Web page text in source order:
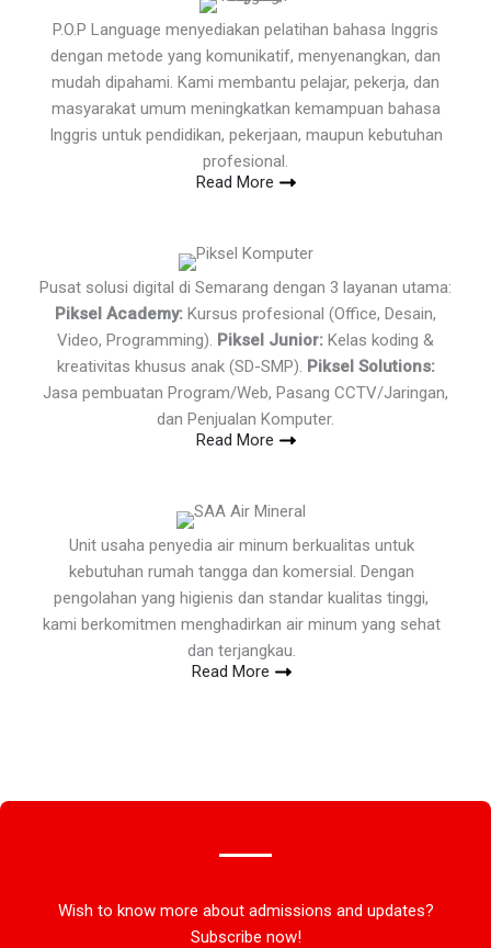
P.O.P Language menyediakan pelatihan bahasa Inggris
dengan metode yang komunikatif, menyenangkan, dan
mudah dipahami. Kami membantu pelajar, pekerja, dan
masyarakat umum meningkatkan kemampuan bahasa
Inggris untuk pendidikan, pekerjaan, maupun kebutuhan
profesional.
Read More
Pusat solusi digital di Semarang dengan 3 layanan utama:
Piksel Academy: Kursus profesional (Office, Desain,
Video, Programming). Piksel Junior: Kelas koding &
kreativitas khusus anak (SD-SMP). Piksel Solutions:
Jasa pembuatan Program/Web, Pasang CCTV/Jaringan,
dan Penjualan Komputer.
Read More
Unit usaha penyedia air minum berkualitas untuk
kebutuhan rumah tangga dan komersial. Dengan
pengolahan yang higienis dan standar kualitas tinggi,
kami berkomitmen menghadirkan air minum yang sehat
dan terjangkau.
Read More
Wish to know more about admissions and updates?
Subscribe now!